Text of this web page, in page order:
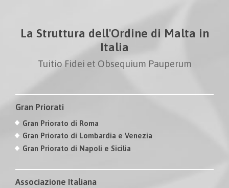
La Struttura dell'Ordine di Malta in
Italia
Tuitio Fidei et Obsequium Pauperum
Gran Priorati
Gran Priorato di Roma
Gran Priorato di Lombardia e Venezia
Gran Priorato di Napoli e Sicilia
Associazione Italiana